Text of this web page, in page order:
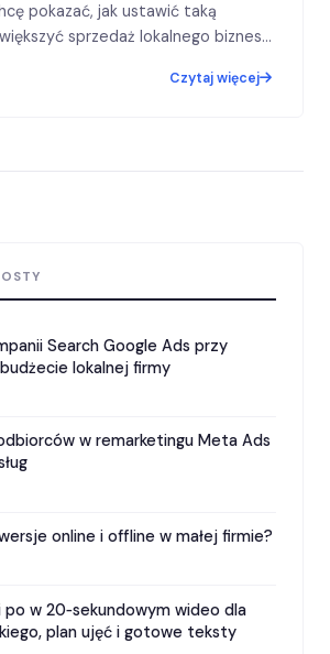
pokazać, jak ustawić taką
sprzedaż lokalnego biznesu.
Czytaj więcej
Search Google Ads przy
lokalnej firmy
w remarketingu Meta Ads
online i offline w małej firmie?
w 20‑sekundowym wideo dla
plan ujęć i gotowe teksty